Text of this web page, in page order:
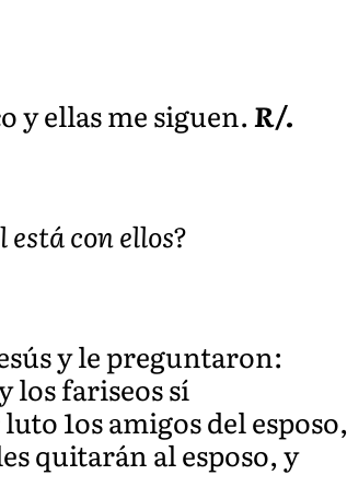
y ellas me siguen.R/.
con ellos?
y le preguntaron:
los fariseos sí
1os amigos del esposo,
quitarán al esposo, y